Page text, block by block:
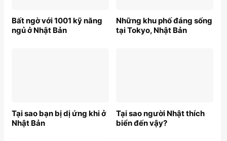
Bất ngờ với 1001 kỹ năng
ngủ ở Nhật Bản
Những khu phố đáng sống
tại Tokyo, Nhật Bản
Tại sao bạn bị dị ứng khi ở
Nhật Bản
Tại sao người Nhật thích
biển đến vậy?